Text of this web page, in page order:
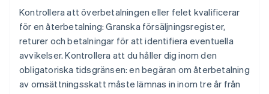
Kontrollera att överbetalningen eller felet kvalificerar
för en återbetalning: Granska försäljningsregister,
returer och betalningar för att identifiera eventuella
avvikelser. Kontrollera att du håller dig inom den
obligatoriska tidsgränsen: en begäran om återbetalning
av omsättningsskatt måste lämnas in inom tre år från